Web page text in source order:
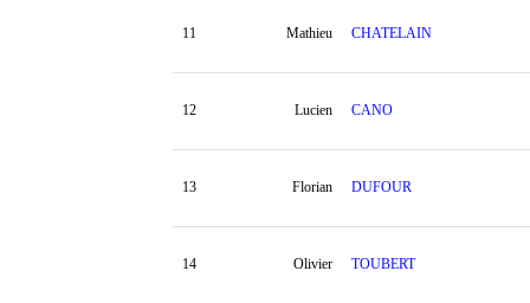
11 Mathieu CHATELAIN
12 Lucien CANO
13 Florian DUFOUR
14 Olivier TOUBERT